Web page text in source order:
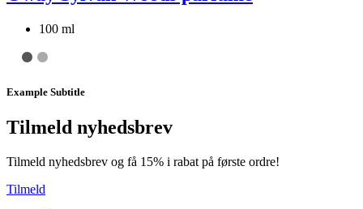
100 ml
Example Subtitle
Tilmeld nyhedsbrev
Tilmeld nyhedsbrev og få 15% i rabat på første ordre!
Tilmeld